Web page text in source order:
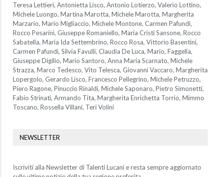
Teresa Lettieri, Antonietta Lisco, Antonio Lotierzo, Valerio Lottino,
Michele Luongo, Martina Marotta, Michele Marotta, Margherita
Marzario, Mario Migliaccio, Michele Montone, Carmen Pafundi,
Rocco Pesarini, Giuseppe Romaniello, Maria Cristi Sansone, Rocco
Sabatella, Maria Ida Settembrino, Rocco Rosa, Vittorio Basentini,
Carmen Pafundi, Silvia Favulli, Claudia De Luca, Mario, Faggella,
Giuseppe Digilio, Mario Santoro, Anna Maria Scarnato, Michele
Strazza, Marco Tedesco, Vito Telesca, Giovanni Vaccaro, Margherita
Lopergolo, Gerardo Lisco, Francesco Pellegrino, Michele Petruzzo,
Piero Ragone, Pinuccio Rinaldi, Michele Saponaro, Pietro Simonetti,
Fabio Strinati, Armando Tita, Margherita Enrichetta Torrio, Mimmo
Toscano, Rossella Villani, Teri Volini
NEWSLETTER
Iscriviti alla Newsletter di Talenti Lucani e resta sempre aggiornato